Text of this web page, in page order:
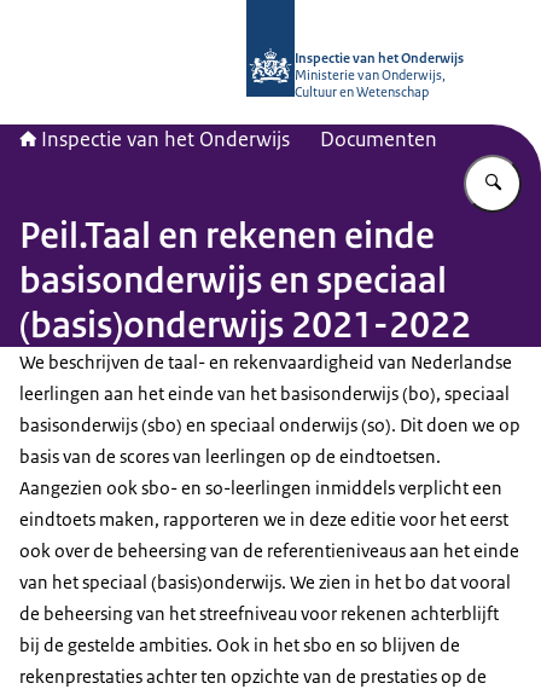
Inspectie van het Onderwijs
Ministerie van Onderwijs,
Cultuur en Wetenschap
Inspectie van het Onderwijs Documenten
Peil.Taal en rekenen einde
basisonderwijs en speciaal
(basis)onderwijs 2021-2022
We beschrijven de taal- en rekenvaardigheid van Nederlandse
leerlingen aan het einde van het basisonderwijs (bo), speciaal
basisonderwijs (sbo) en speciaal onderwijs (so). Dit doen we op
basis van de scores van leerlingen op de eindtoetsen.
Aangezien ook sbo- en so-leerlingen inmiddels verplicht een
eindtoets maken, rapporteren we in deze editie voor het eerst
ook over de beheersing van de referentieniveaus aan het einde
van het speciaal (basis)onderwijs. We zien in het bo dat vooral
de beheersing van het streefniveau voor rekenen achterblijft
bij de gestelde ambities. Ook in het sbo en so blijven de
rekenprestaties achter ten opzichte van de prestaties op de